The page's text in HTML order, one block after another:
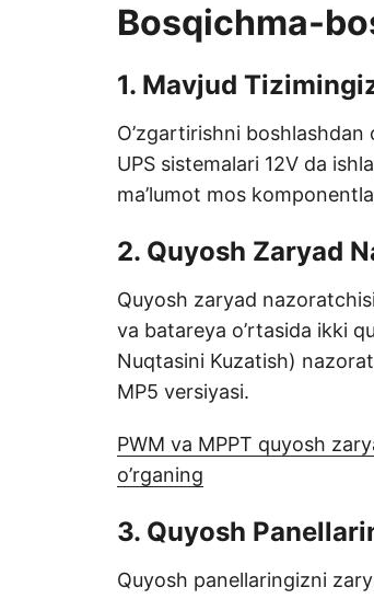
Bosqichma-
1. Mavjud
O’zgartirishni boshlashdan
UPS sistemalari 12V da
ma’lumot mos
2. Quyosh Zaryad
Quyosh zaryad
va batareya o’rtasida ikki
Nuqtasini Kuzatish)
MP5 versiyasi.
PWM va MPPT quyosh
o’rganing
3. Quyosh
Quyosh panellaringizni